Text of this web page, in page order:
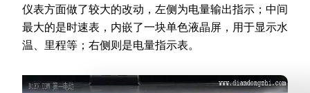
仪表方面做了较大的改动，左侧为电量输出指示；中间
最大的是时速表，内嵌了一块单色液晶屏，用于显示水
温、里程等；右侧则是电量指示表。